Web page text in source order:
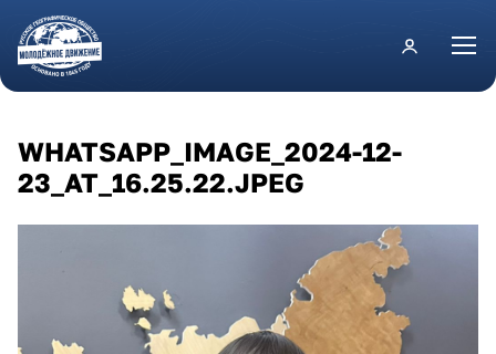
Перейти к основному содержанию
WHATSAPP_IMAGE_2024-12-
23_AT_16.25.22.JPEG